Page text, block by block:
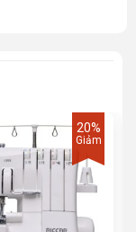
20%
Giảm